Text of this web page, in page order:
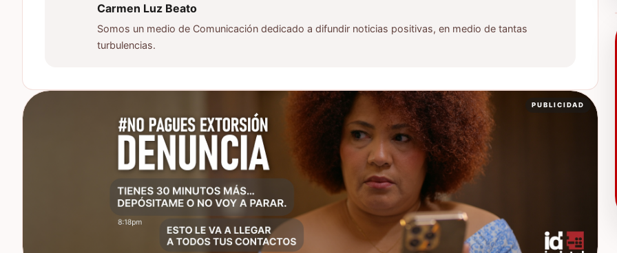
Carmen Luz Beato
Somos un medio de Comunicación dedicado a difundir noticias positivas, en medio de tantas
turbulencias.
PUBLICIDAD